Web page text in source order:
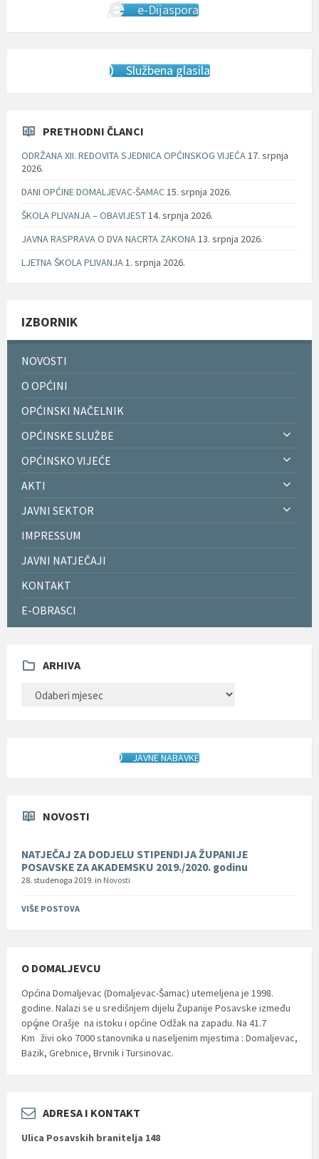
e-Dijaspora
Službena glasila
PRETHODNI ČLANCI
ODRŽANA XII. REDOVITA SJEDNICA OPĆINSKOG VIJEĆA17. srpnja
2026.
DANI OPĆINE DOMALJEVAC-ŠAMAC15. srpnja 2026.
ŠKOLA PLIVANJA – OBAVIJEST14. srpnja 2026.
JAVNA RASPRAVA O DVA NACRTA ZAKONA13. srpnja 2026.
LJETNA ŠKOLA PLIVANJA1. srpnja 2026.
IZBORNIK
NOVOSTI
O OPĆINI
OPĆINSKI NAČELNIK
OPĆINSKE SLUŽBE
OPĆINSKO VIJEĆE
AKTI
JAVNI SEKTOR
IMPRESSUM
JAVNI NATJEČAJI
KONTAKT
E-OBRASCI
ARHIVA
JAVNE NABAVKE
NOVOSTI
NATJEČAJ ZA DODJELU STIPENDIJA ŽUPANIJE
POSAVSKE ZA AKADEMSKU 2019./2020. godinu
28. studenoga 2019. in Novosti
VIŠE POSTOVA
O DOMALJEVCU
Općina Domaljevac (Domaljevac-Šamac) utemeljena je 1998.
godine. Nalazi se u središnjem dijelu Županije Posavske između
općine Orašje na istoku i općine Odžak na zapadu. Na 41.7
Km
2
živi oko 7000 stanovnika u naseljenim mjestima : Domaljevac,
Bazik, Grebnice, Brvnik i Tursinovac.
ADRESA I KONTAKT
Ulica Posavskih branitelja 148